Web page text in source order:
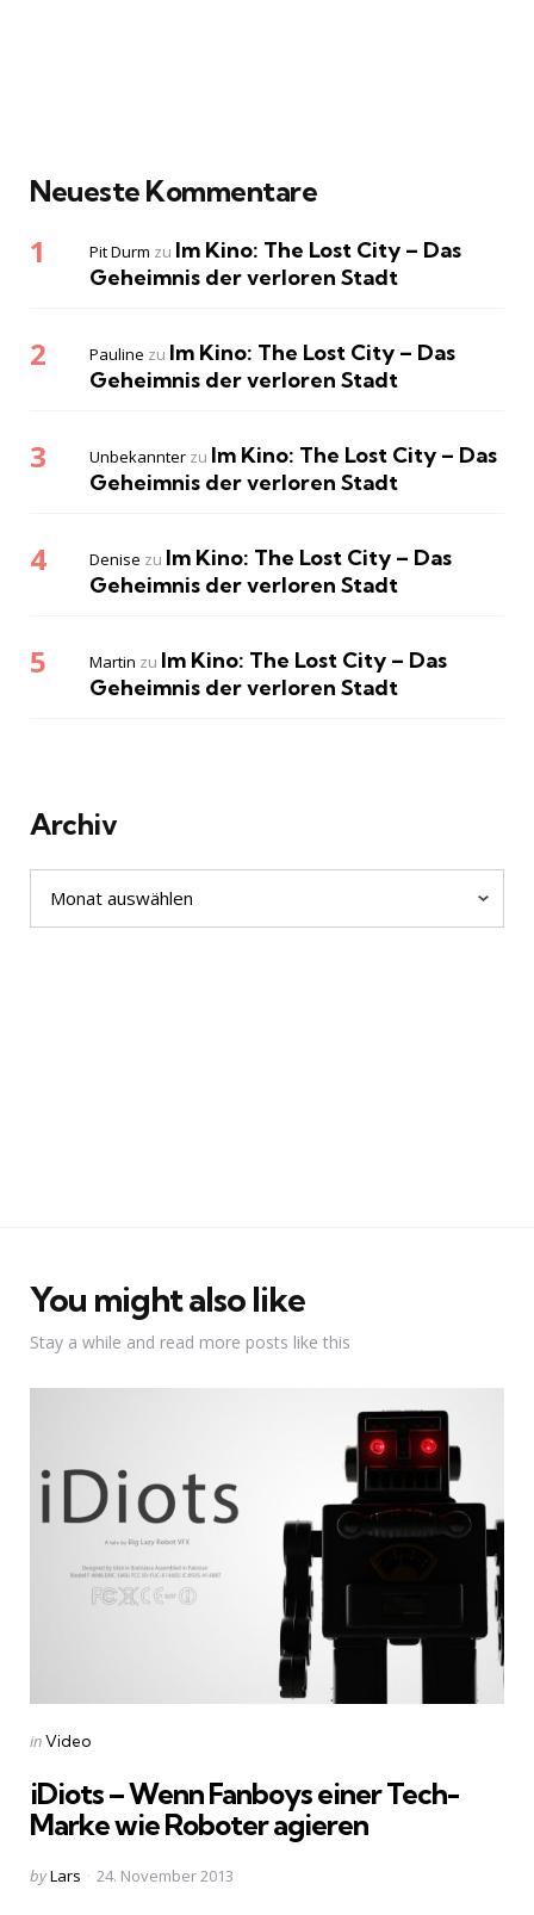
Neueste Kommentare
Pit Durm zu Im Kino: The Lost City – Das
Geheimnis der verloren Stadt
Pauline zu Im Kino: The Lost City – Das
Geheimnis der verloren Stadt
Unbekannter zu Im Kino: The Lost City – Das
Geheimnis der verloren Stadt
Denise zu Im Kino: The Lost City – Das
Geheimnis der verloren Stadt
Martin zu Im Kino: The Lost City – Das
Geheimnis der verloren Stadt
Archiv
Archiv
You might also like
Stay a while and read more posts like this
Categories
Posted
inVideo
iDiots – Wenn Fanboys einer Tech-
Marke wie Roboter agieren
Posted
byLars 24. November 2013